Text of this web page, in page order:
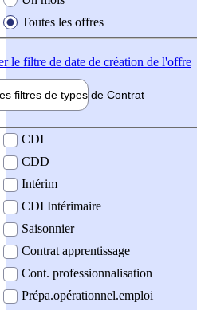
Toutes les offres
le filtre de date de création de l'offre
filtres de types de Contrat
contrat
CDI
CDD
Intérim
CDI Intérimaire
Saisonnier
Contrat apprentissage
Cont. professionnalisation
Prépa.opérationnel.emploi